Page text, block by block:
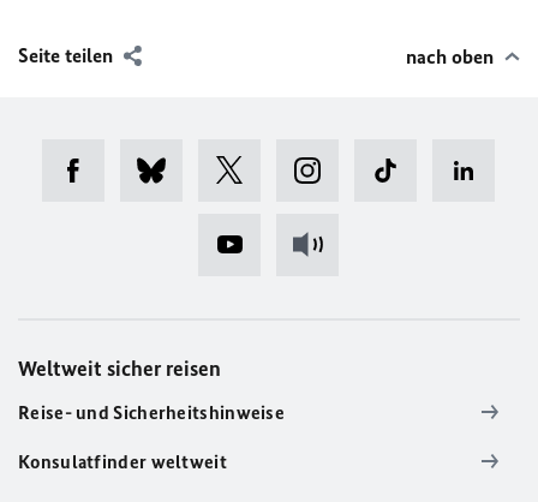
Seite teilen nach oben
Weltweit sicher reisen
Reise- und Sicherheitshinweise
Konsulatfinder weltweit